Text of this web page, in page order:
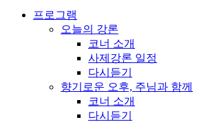
프로그램
오늘의 강론
코너 소개
사제강론 일정
다시듣기
향기로운 오후, 주님과 함께
코너 소개
다시듣기